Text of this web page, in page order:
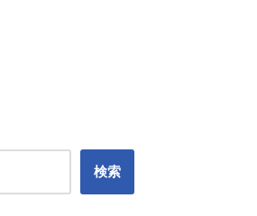
検索